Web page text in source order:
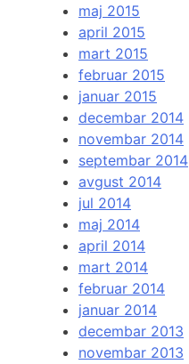
maj 2015
april 2015
mart 2015
februar 2015
januar 2015
decembar 2014
novembar 2014
septembar 2014
avgust 2014
jul 2014
maj 2014
april 2014
mart 2014
februar 2014
januar 2014
decembar 2013
novembar 2013